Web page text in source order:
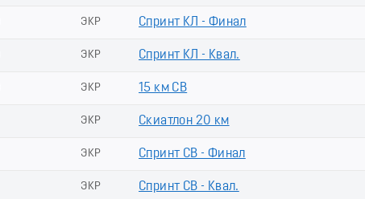
ЭКР Спринт КЛ - Финал
ЭКР Спринт КЛ - Квал.
ЭКР 15 км СВ
ЭКР Скиатлон 20 км
ЭКР Спринт СВ - Финал
ЭКР Спринт СВ - Квал.